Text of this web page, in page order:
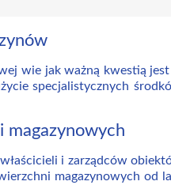
wie jak ważną kwestią
specjalistycznych
magazynowych
i zarządców
magazynowych od